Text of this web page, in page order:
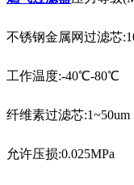
不锈钢金属网过滤芯
工作温度:-40℃-80℃
纤维素过滤芯:1~50um
允许压损:0.025MPa